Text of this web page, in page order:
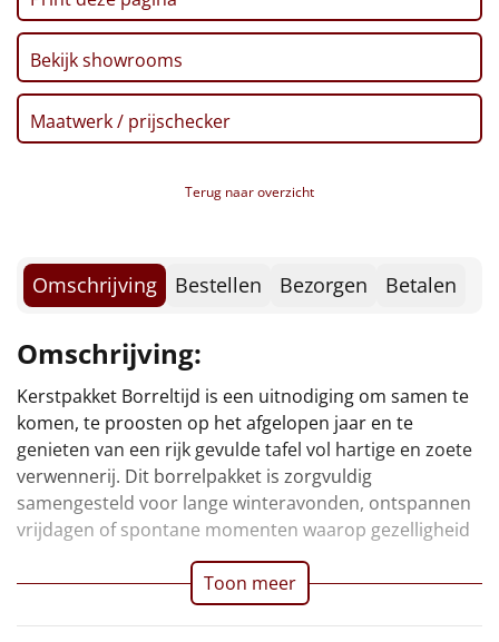
Tas
Wake up light
NIEUW
Borrelplank
Slowcooker POPULAIR
Noodradio
Deken (fleece plaid)
Alle artikelen
Overige
Ideeën
Doe het zelf
Snack bites, 80 gr
Toast, 100 gr
Mallow twist, 90 gr
Paté iberico, 78 gr
Pretzels, 200 gr
Fletcher hotels voordeelvoucher
Bekijk showrooms
Maatwerk / prijschecker
Terug naar overzicht
Omschrijving Bestellen Bezorgen Betalen
Omschrijving:
Kerstpakket Borreltijd is een uitnodiging om samen te
komen, te proosten op het afgelopen jaar en te
genieten van een rijk gevulde tafel vol hartige en zoete
verwennerij. Dit borrelpakket is zorgvuldig
samengesteld voor lange winteravonden, ontspannen
vrijdagen of spontane momenten waarop gezelligheid
vanzelf ontstaat. Een stijlvol gebaar dat laat zien dat
waardering het beste tot uiting komt in samenzijn,
Toon meer